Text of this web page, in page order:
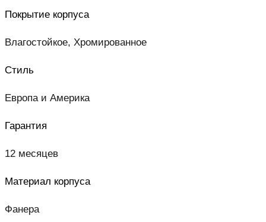
Покрытие корпуса
Влагостойкое, Хромированное
Стиль
Европа и Америка
Гарантия
12 месяцев
Материал корпуса
Фанера